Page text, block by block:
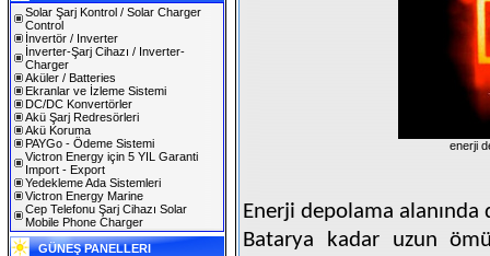
Solar Şarj Kontrol / Solar Charger
Control
İnvertör / Inverter
İnverter-Şarj Cihazı / Inverter-
Charger
Aküler / Batteries
Ekranlar ve İzleme Sistemi
DC/DC Konvertörler
Akü Şarj Redresörleri
Akü Koruma
PAYGo - Ödeme Sistemi
Victron Energy için 5 YIL Garanti
Import - Export
Yedekleme Ada Sistemleri
Victron Energy Marine
Cep Telefonu Şarj Cihazı Solar
Mobile Phone Charger
GÜNEŞ PANELLERI
enerji
Enerji depolama alanında
Batarya kadar uzun